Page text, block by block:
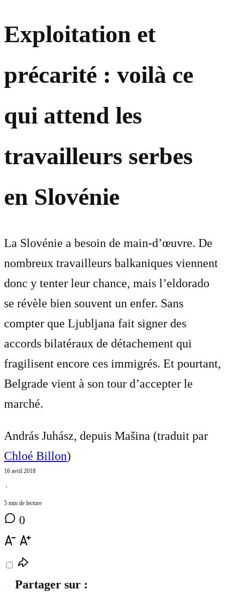
Exploitation et
précarité : voilà ce
qui attend les
travailleurs serbes
en Slovénie
La Slovénie a besoin de main-d’œuvre. De
nombreux travailleurs balkaniques viennent
donc y tenter leur chance, mais l’eldorado
se révèle bien souvent un enfer. Sans
compter que Ljubljana fait signer des
accords bilatéraux de détachement qui
fragilisent encore ces immigrés. Et pourtant,
Belgrade vient à son tour d’accepter le
marché.
András Juhász, depuis Mašina (traduit par
Chloé Billon)
16 avril 2018
⋅
5 min de lecture
0
Partager sur :